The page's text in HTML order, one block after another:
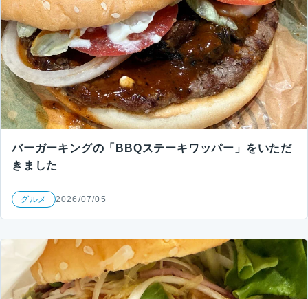
バーガーキングの「BBQステーキワッパー」をいただ
きました
グルメ 2026/07/05